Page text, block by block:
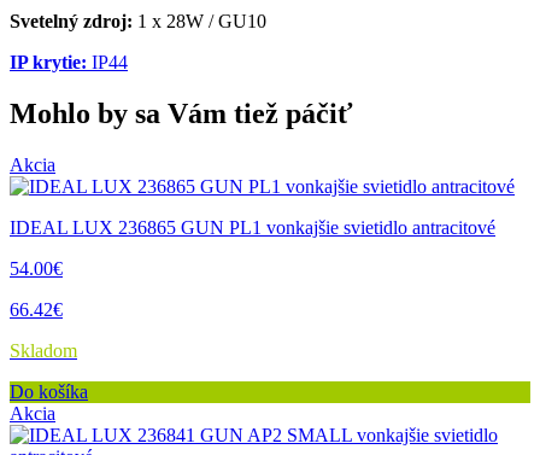
Svetelný zdroj: 1 x 28W / GU10
IP krytie: IP44
Mohlo by sa Vám tiež páčiť
Akcia
IDEAL LUX 236865 GUN PL1 vonkajšie svietidlo antracitové
54.00€
66.42€
Skladom
Do košíka
Akcia